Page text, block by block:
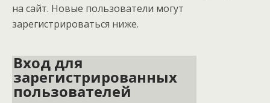
на сайт. Новые пользователи могут
зарегистрироваться ниже.
Вход для
зарегистрированных
пользователей